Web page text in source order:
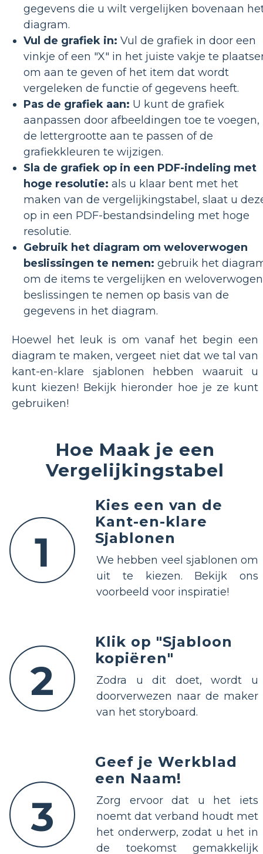
gegevens die u wilt vergelijken bovenaan
diagram.
Vul de grafiek in: Vul de grafiek in door een
vinkje of een "X" in het juiste vakje te
om aan te geven of het item dat wordt
vergeleken de functie of gegevens heeft.
Pas de grafiek aan: U kunt de grafiek
aanpassen door afbeeldingen toe te voegen,
de lettergrootte aan te passen of de
grafiekkleuren te wijzigen.
Sla de grafiek op in een PDF-indeling met
hoge resolutie: als u klaar bent met het
maken van de vergelijkingstabel, slaat u
op in een PDF-bestandsindeling met hoge
resolutie.
Gebruik het diagram om weloverwogen
beslissingen te nemen: gebruik het
om de items te vergelijken en weloverwogen
beslissingen te nemen op basis van de
gegevens in het diagram.
Hoewel het leuk is om vanaf het begin een
diagram te maken, vergeet niet dat we tal van
kant-en-klare sjablonen hebben waaruit u
kunt kiezen! Bekijk hieronder hoe je ze kunt
gebruiken!
Hoe Maak je een
Vergelijkingstabel
1
Kies een van de
Kant-en-klare
Sjablonen
We hebben veel sjablonen om
uit te kiezen. Bekijk ons
voorbeeld voor inspiratie!
2
Klik op "Sjabloon
kopiëren"
Zodra u dit doet, wordt u
doorverwezen naar de maker
van het storyboard.
3
Geef je Werkblad
een Naam!
Zorg ervoor dat u het iets
noemt dat verband houdt met
het onderwerp, zodat u het in
de toekomst gemakkelijk